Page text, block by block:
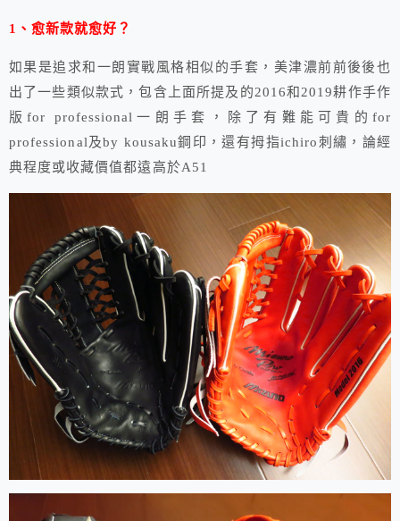
1、愈新款就愈好？
如果是追求和一朗實戰風格相似的手套，美津濃前前後後也
出了一些類似款式，包含上面所提及的2016和2019耕作手作
版for professional一朗手套，除了有難能可貴的for
professional及by kousaku鋼印，還有拇指ichiro刺繡，論經
典程度或收藏價值都遠高於A51